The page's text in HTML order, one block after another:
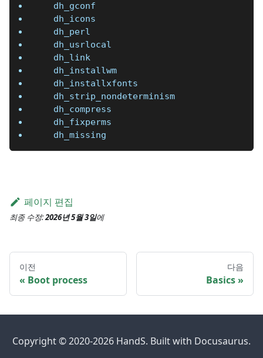
   dh_gconf
   dh_icons
   dh_perl
   dh_usrlocal
   dh_link
   dh_installwm
   dh_installxfonts
   dh_strip_nondeterminism
   dh_compress
   dh_fixperms
   dh_missing
페이지 편집
최종 수정:2026년 5월 3일에
이전
Boot process
다음
Basics
Copyright © 2020-2026 HandS. Built with Docusaurus.